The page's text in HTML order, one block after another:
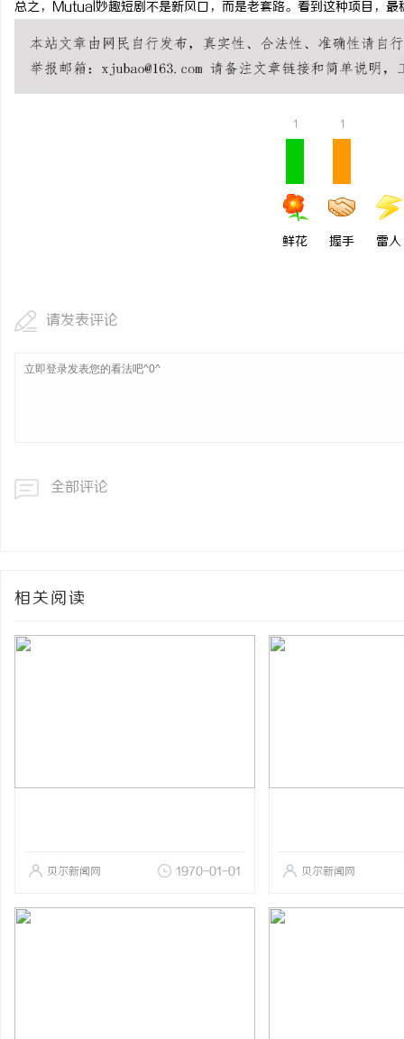
总之，Mutual妙趣短剧不是新风口，而是老套路。看到这种项目，最
1
鲜花
1
握手 雷人
请发表评论
全部评论
相关阅读
贝尔新闻网 1970-01-01 贝尔新闻网